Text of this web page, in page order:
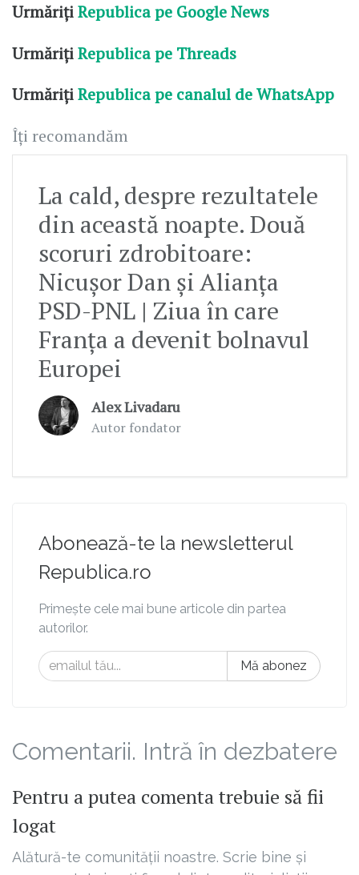
UrmărițiRepublica pe Google News
UrmărițiRepublica pe Threads
UrmărițiRepublica pe canalul de WhatsApp
Îți recomandăm
La cald, despre rezultatele
din această noapte. Două
scoruri zdrobitoare:
Nicușor Dan și Alianța
PSD-PNL | Ziua în care
Franța a devenit bolnavul
Europei
Alex Livadaru
Autor fondator
Abonează-te la newsletterul
Republica.ro
Primește cele mai bune articole din partea
autorilor.
Mă abonez
Comentarii. Intră în dezbatere
Pentru a putea comenta trebuie să fii
logat
Alătură-te comunității noastre. Scrie bine și